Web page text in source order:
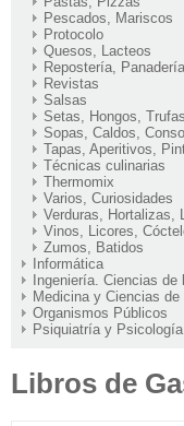
Pescados, Mariscos
Protocolo
Quesos, Lacteos
Repostería,
Revistas
Salsas
Setas, Hongos, Trufas
Sopas, Caldos,
Tapas, Aperitivos,
Técnicas culinarias
Thermomix
Varios, Curiosidades
Verduras, Hortalizas,
Vinos, Licores,
Zumos, Batidos
Informática
Ingeniería. Ciencias de
Medicina y Ciencias de
Organismos Públicos
Psiquiatría y Psicología
Libros de